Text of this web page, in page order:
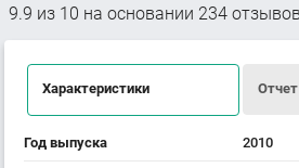
9.9 из 10 на основании 234
Характеристики
Год выпуска 2010